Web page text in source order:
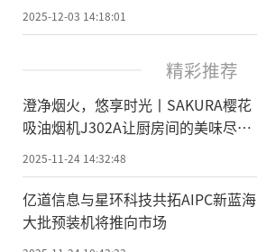
2025-12-03 14:18:01
精彩推荐
澄净烟火，悠享时光丨SAKURA樱花
吸油烟机J302A让厨房间的美味尽情
2025-11-24 14:32:48
亿道信息与星环科技共拓AIPC新蓝海
大批预装机将推向市场